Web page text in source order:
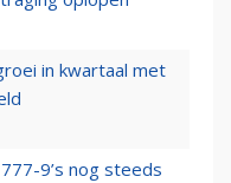
in kwartaal met
9’s nog steeds